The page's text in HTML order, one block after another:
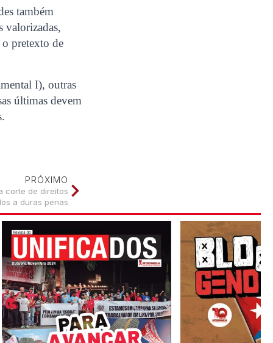
também
valorizadas,
pretexto de
I), outras
últimas devem
PRÓXIMO
corte de direitos
a duras penas